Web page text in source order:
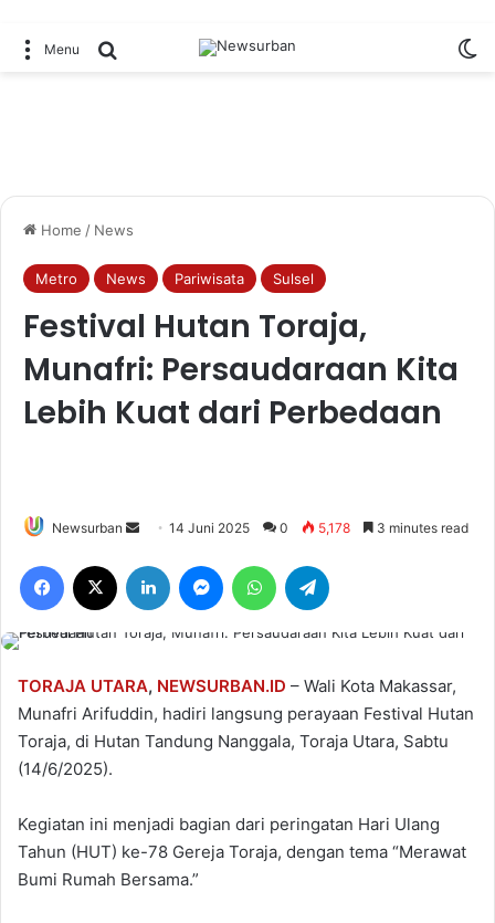
Menu Search for
Home / News
Metro News Pariwisata Sulsel
Festival Hutan Toraja,
Munafri: Persaudaraan Kita
Lebih Kuat dari Perbedaan
Newsurban
Send
email
14 Juni 2025 0 5,178 3 minutes read
Facebook LinkedIn MessengerWhatsApp
TORAJA UTARA, NEWSURBAN.ID – Wali Kota Makassar,
Munafri Arifuddin, hadiri langsung perayaan Festival Hutan
Toraja, di Hutan Tandung Nanggala, Toraja Utara, Sabtu
(14/6/2025).
Kegiatan ini menjadi bagian dari peringatan Hari Ulang
Tahun (HUT) ke-78 Gereja Toraja, dengan tema “Merawat
Bumi Rumah Bersama.”